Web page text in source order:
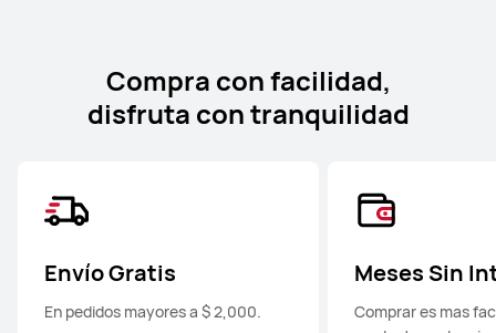
Compra con facilidad,
disfruta con tranquilidad
Envío Gratis
En pedidos mayores a $ 2,000.
Meses Sin
Comprar es mas